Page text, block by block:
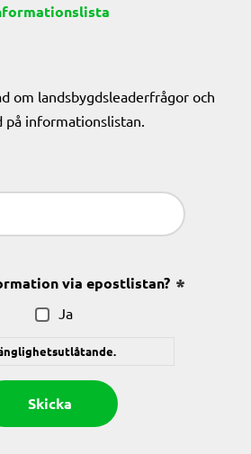
om landsbygdsleaderfrågor och
på informationslistan.
via epostlistan?
Ja